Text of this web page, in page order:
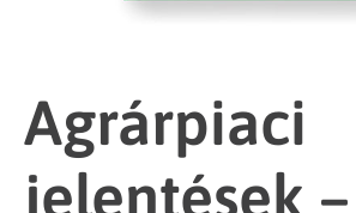
Agrárpiaci
jelentések –